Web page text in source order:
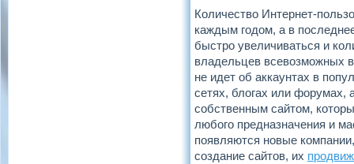
Количество Интернет-
каждым годом, а в
быстро увеличиваться и
владельцев всевозможных
не идет об аккаунтах в
сетях, блогах или форумах,
собственным сайтом,
любого предназначения и
появляются новые
создание сайтов, их